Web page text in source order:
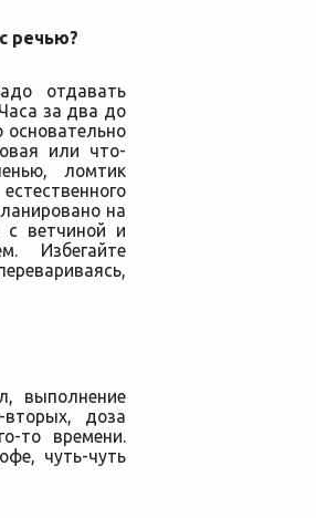
речью?
отдавать
за два до
основательно
или что-
ломтик
на
с ветчиной и
Избегайте
выполнение
доза
то времени.
чуть-чуть